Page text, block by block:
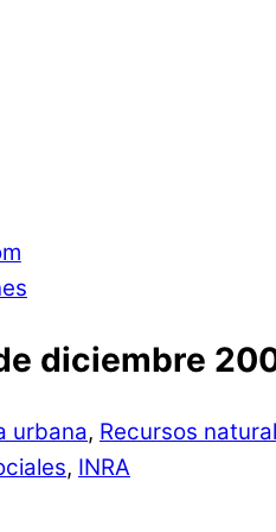
diciembre
urbana, Recursos
, INRA